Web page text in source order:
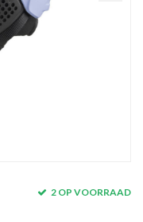
2 OP VOORRAAD